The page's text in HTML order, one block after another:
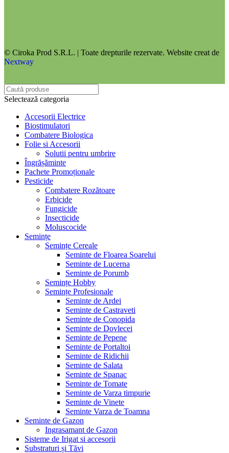
© Ciroka Prod S.R.L. | Toate drepturile rezervate. Website creat de
Nextway
Selectează categoria
Accesorii Electrice
Biostimulatori
Combatere Biologica
Folie si Accesorii
Solutii pentru umbrire
Îngrășăminte
Pachete Promoționale
Pesticide
Combatere Rozătoare
Erbicide
Fungicide
Insecticide
Moluscocide
Semințe
Semințe Cereale
Seminte de Floarea Soarelui
Seminte de Lucerna
Seminte de Porumb
Semințe Hobby
Semințe Profesionale
Seminte de Ardei
Seminte de Castraveti
Seminte de Conopida
Seminte de Dovlecei
Seminte de Pepene
Seminte de Portaltoi
Seminte de Ridichii
Seminte de Salata
Seminte de Spanac
Seminte de Tomate
Seminte de Varza timpurie
Seminte de Vinete
Seminte Varza de Toamna
Seminte de Gazon
Ingrasamant de Gazon
Sisteme de Irigat si accesorii
Substraturi și Tăvi